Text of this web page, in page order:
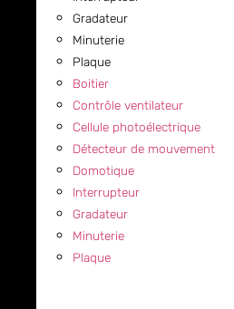
Gradateur
Minuterie
Plaque
Boitier
Contrôle ventilateur
Cellule photoélectrique
Détecteur de mouvement
Domotique
Interrupteur
Gradateur
Minuterie
Plaque